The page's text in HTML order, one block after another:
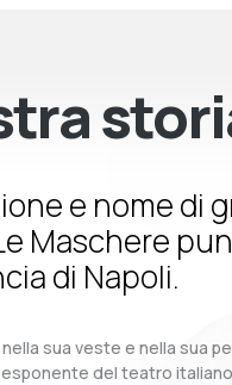
e nome di
Maschere
di Napoli.
sua veste e nella sua
del teatro